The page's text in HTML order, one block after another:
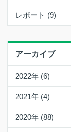
レポート (9)
アーカイブ
2022年 (6)
2021年 (4)
2020年 (88)